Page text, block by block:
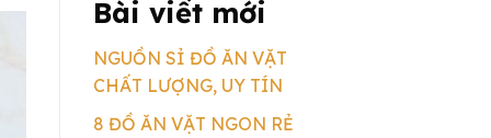
Bài viết mới
NGUỒN SỈ ĐỒ ĂN VẶT
CHẤT LƯỢNG, UY TÍN
8 ĐỒ ĂN VẶT NGON RẺ